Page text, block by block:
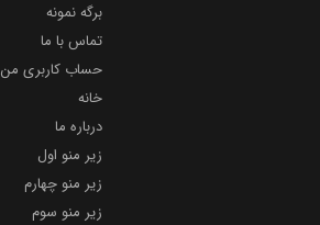
برگه نمونه
تماس با ما
حساب کاربری من
خانه
درباره ما
زیر منو اول
زیر منو چهارم
زیر منو سوم